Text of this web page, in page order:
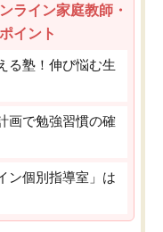
ライン家庭教師・
イント
る塾！伸び悩む生
画で勉強習慣の確
ン個別指導室」は